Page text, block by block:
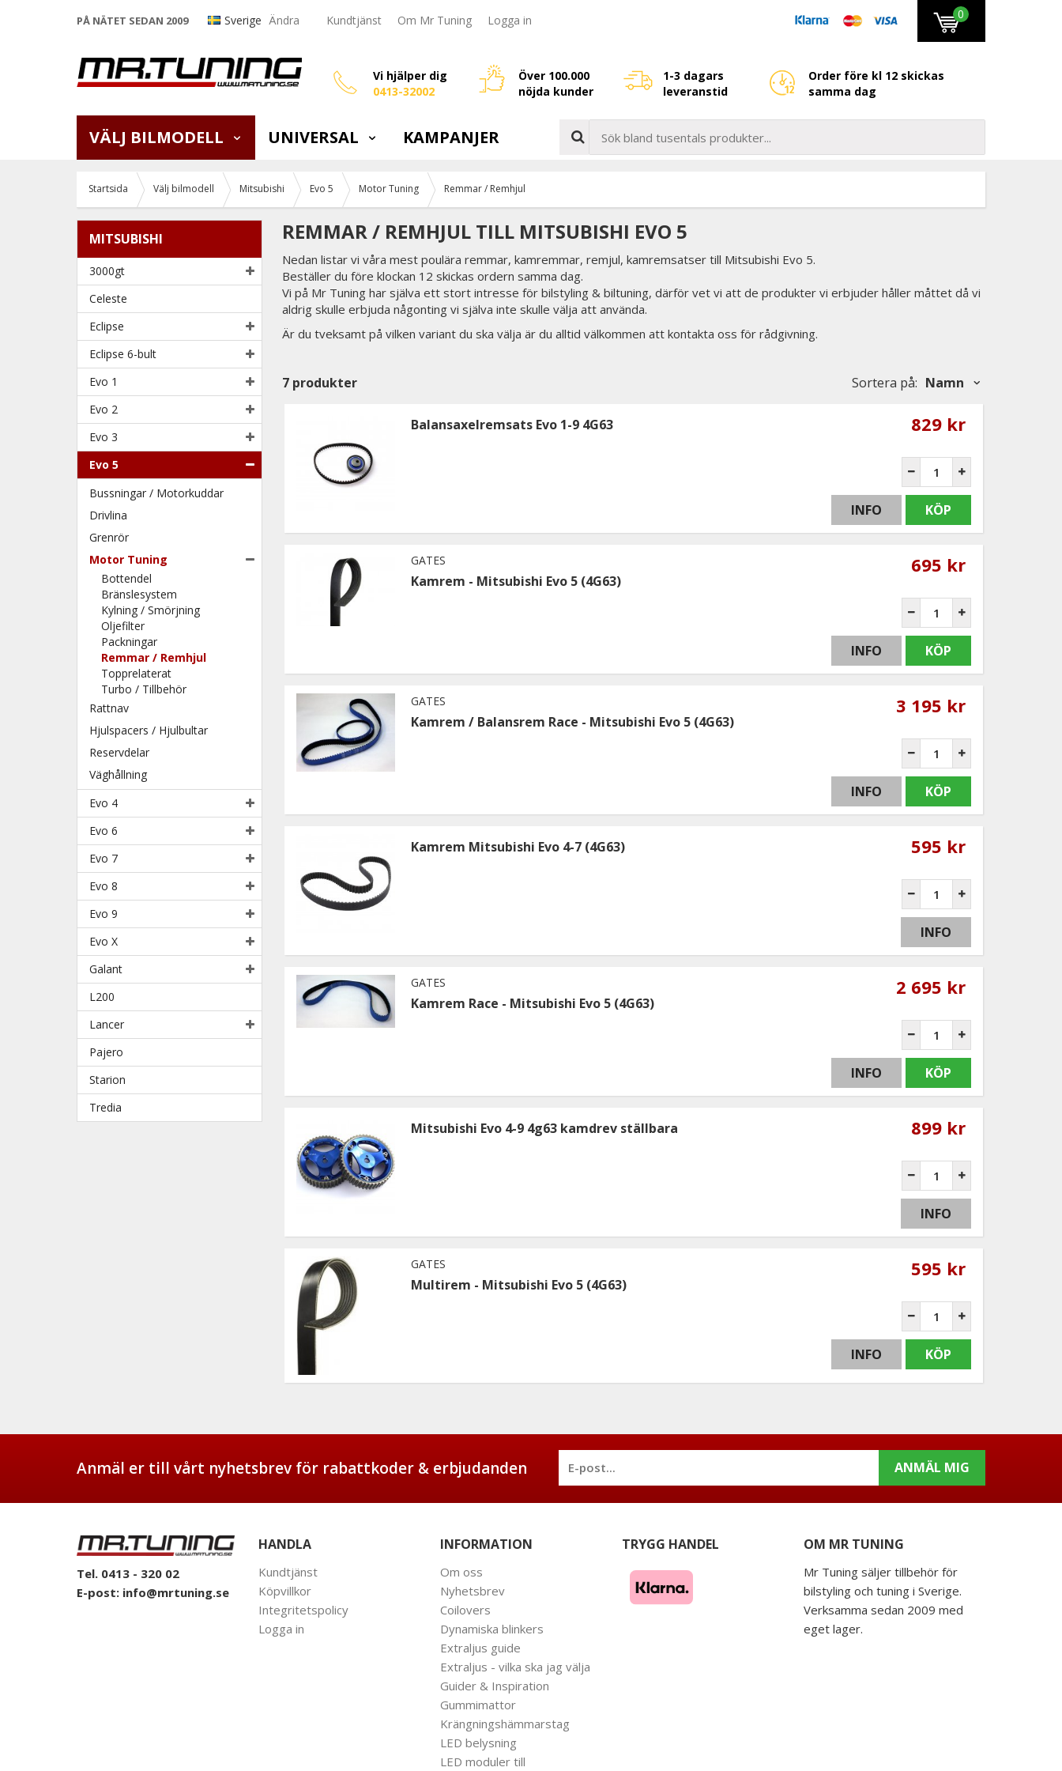
PÅ NÄTET SEDAN 2009 Sverige Ändra Kundtjänst Om Mr Tuning Logga in 0
Vi hjälper dig
0413-32002
Över 100.000
nöjda kunder
1-3 dagars
leveranstid
Order före kl 12 skickas
samma dag
VÄLJ BILMODELL UNIVERSAL KAMPANJER
Startsida Välj bilmodell Mitsubishi Evo 5 Motor Tuning Remmar / Remhjul
MITSUBISHI
3000gt
Celeste
Eclipse
Eclipse 6-bult
Evo 1
Evo 2
Evo 3
Evo 5
Bussningar / Motorkuddar
Drivlina
Grenrör
Motor Tuning
Bottendel
Bränslesystem
Kylning / Smörjning
Oljefilter
Packningar
Remmar / Remhjul
Topprelaterat
Turbo / Tillbehör
Rattnav
Hjulspacers / Hjulbultar
Reservdelar
Väghållning
Evo 4
Evo 6
Evo 7
Evo 8
Evo 9
Evo X
Galant
L200
Lancer
Pajero
Starion
Tredia
REMMAR / REMHJUL TILL MITSUBISHI EVO 5
Nedan listar vi våra mest poulära remmar, kamremmar, remjul, kamremsatser till Mitsubishi Evo 5.
Beställer du före klockan 12 skickas ordern samma dag.
Vi på Mr Tuning har själva ett stort intresse för bilstyling & biltuning, därför vet vi att de produkter vi erbjuder håller måttet då vi
aldrig skulle erbjuda någonting vi själva inte skulle välja att använda.
Är du tveksamt på vilken variant du ska välja är du alltid välkommen att kontakta oss för rådgivning.
7 produkter Sortera på: Namn
Balansaxelremsats Evo 1-9 4G63 829 kr
INFO KÖP
GATES
Kamrem - Mitsubishi Evo 5 (4G63)
695 kr
INFO KÖP
GATES
Kamrem / Balansrem Race - Mitsubishi Evo 5 (4G63)
3 195 kr
INFO KÖP
Kamrem Mitsubishi Evo 4-7 (4G63) 595 kr
INFO
GATES
Kamrem Race - Mitsubishi Evo 5 (4G63)
2 695 kr
INFO KÖP
Mitsubishi Evo 4-9 4g63 kamdrev ställbara 899 kr
INFO
GATES
Multirem - Mitsubishi Evo 5 (4G63)
595 kr
INFO KÖP
Anmäl er till vårt nyhetsbrev för rabattkoder & erbjudanden ANMÄL MIG
Tel. 0413 - 320 02
E-post: info@mrtuning.se
HANDLA
Kundtjänst
Köpvillkor
Integritetspolicy
Logga in
INFORMATION
Om oss
Nyhetsbrev
Coilovers
Dynamiska blinkers
Extraljus guide
Extraljus - vilka ska jag välja
Guider & Inspiration
Gummimattor
Krängningshämmarstag
LED belysning
LED moduler till
TRYGG HANDEL OM MR TUNING
Mr Tuning säljer tillbehör för
bilstyling och tuning i Sverige.
Verksamma sedan 2009 med
eget lager.